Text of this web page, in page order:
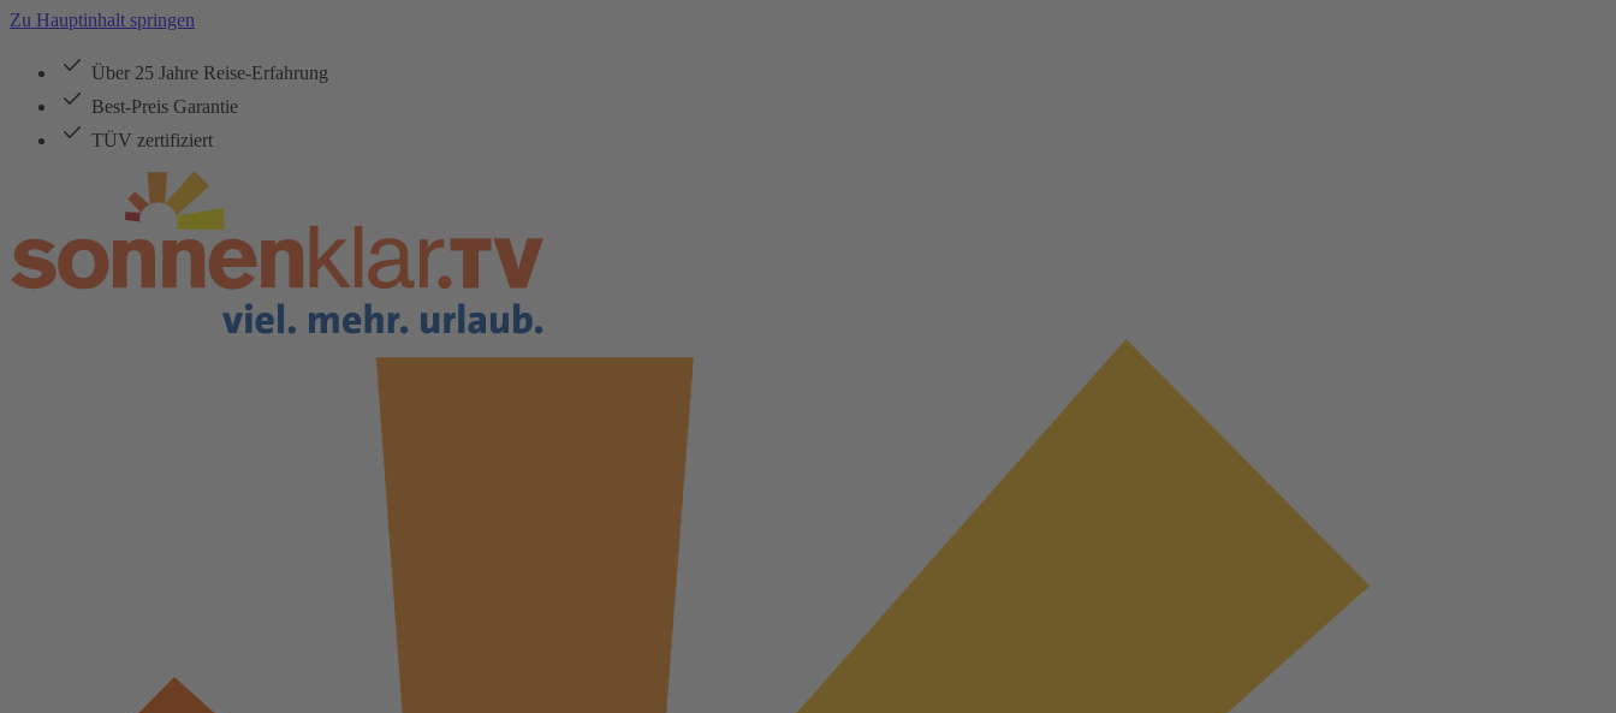
Zu Hauptinhalt springen
Über 25 Jahre Reise-Erfahrung
Best-Preis Garantie
TÜV zertifiziert